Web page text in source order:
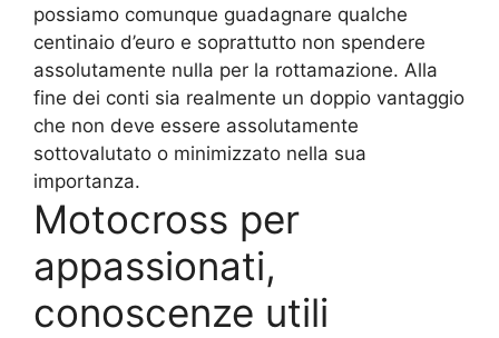
possiamo comunque guadagnare qualche
centinaio d’euro e soprattutto non spendere
assolutamente nulla per la rottamazione. Alla
fine dei conti sia realmente un doppio vantaggio
che non deve essere assolutamente
sottovalutato o minimizzato nella sua
importanza.
Motocross per
appassionati,
conoscenze utili